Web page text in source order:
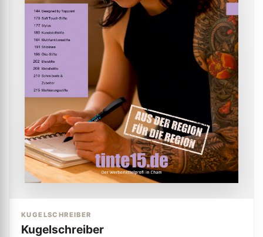
KUGELSCHREIBER
Kugelschreiber